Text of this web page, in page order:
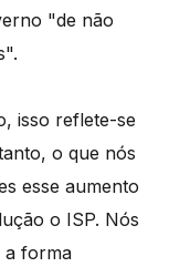
"de não
isso reflete-se
o que nós
esse aumento
o ISP. Nós
a forma